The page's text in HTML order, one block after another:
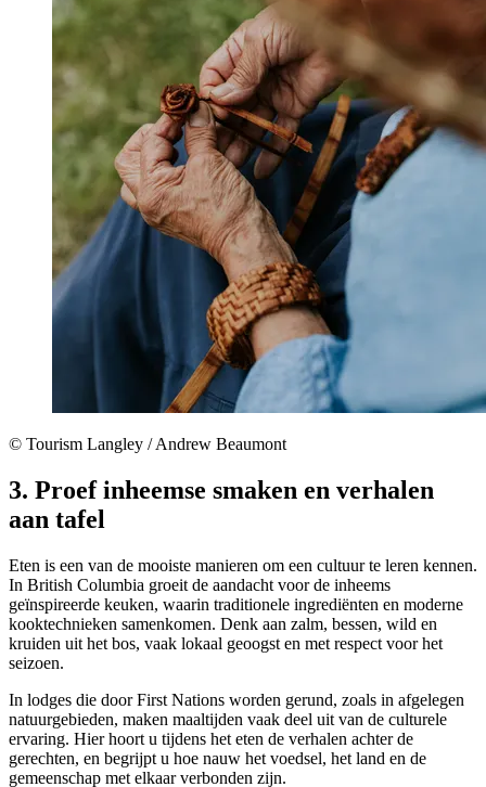
© Tourism Langley / Andrew Beaumont
3. Proef inheemse smaken en verhalen
aan tafel
Eten is een van de mooiste manieren om een cultuur te leren kennen.
In British Columbia groeit de aandacht voor de inheems
geïnspireerde keuken, waarin traditionele ingrediënten en moderne
kooktechnieken samenkomen. Denk aan zalm, bessen, wild en
kruiden uit het bos, vaak lokaal geoogst en met respect voor het
seizoen.
In lodges die door First Nations worden gerund, zoals in afgelegen
natuurgebieden, maken maaltijden vaak deel uit van de culturele
ervaring. Hier hoort u tijdens het eten de verhalen achter de
gerechten, en begrijpt u hoe nauw het voedsel, het land en de
gemeenschap met elkaar verbonden zijn.